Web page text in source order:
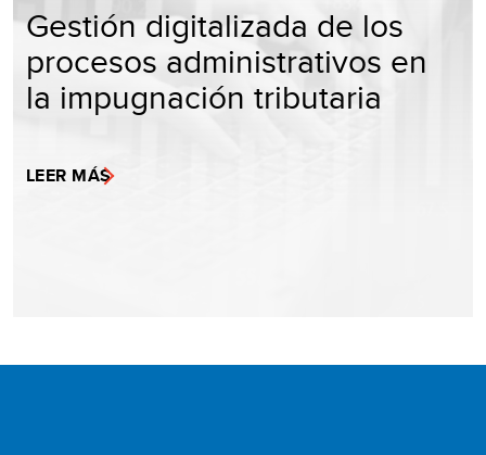
Gestión digitalizada de los
procesos administrativos en
la impugnación tributaria
LEER MÁS